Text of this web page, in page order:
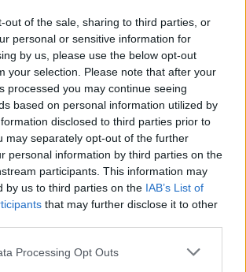
out of the sale, sharing to third parties, or
personal or sensitive information for
by us, please use the below opt-out
your selection. Please note that after your
processed you may continue seeing
based on personal information utilized by
disclosed to third parties prior to
may separately opt-out of the further
personal information by third parties on the
participants. This information may
by us to third parties on the IAB’s List of
that may further disclose it to other
Processing Opt Outsζωγραφιστοί